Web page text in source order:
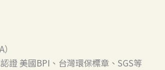
證 美國BPI、台灣環保標章、SGS等